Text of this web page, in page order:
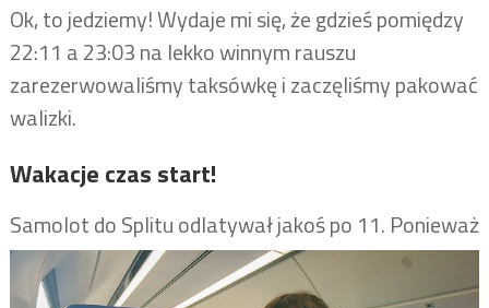
Ok, to jedziemy! Wydaje mi się, że gdzieś pomiędzy
22:11 a 23:03 na lekko winnym rauszu
zarezerwowaliśmy taksówkę i zaczęliśmy pakować
walizki.
Wakacje czas start!
Samolot do Splitu odlatywał jakoś po 11. Ponieważ